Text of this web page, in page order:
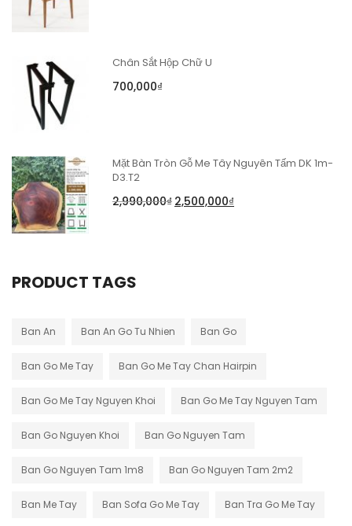
Chân Sắt Hộp Chữ U
700,000₫
Mặt Bàn Tròn Gỗ Me Tây Nguyên Tấm DK 1m-
D3.T2
2,990,000₫ 2,500,000₫
PRODUCT TAGS
Ban An Ban An Go Tu Nhien Ban Go
Ban Go Me Tay Ban Go Me Tay Chan Hairpin
Ban Go Me Tay Nguyen Khoi Ban Go Me Tay Nguyen Tam
Ban Go Nguyen Khoi Ban Go Nguyen Tam
Ban Go Nguyen Tam 1m8 Ban Go Nguyen Tam 2m2
Ban Me Tay Ban Sofa Go Me Tay Ban Tra Go Me Tay